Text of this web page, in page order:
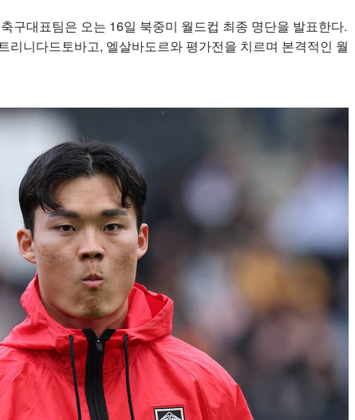
구대표팀은 오는 16일 북중미 월드컵 최종 명단을 발표한다.
리니다드토바고, 엘살바도르와 평가전을 치르며 본격적인 월